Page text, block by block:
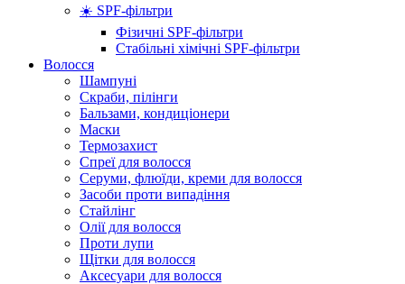
☀️ SPF-фільтри
Фізичні SPF-фільтри
Стабільні хімічні SPF-фільтри
Волосся
Шампуні
Скраби, пілінги
Бальзами, кондиціонери
Маски
Термозахист
Спреї для волосся
Серуми, флюїди, креми для волосся
Засоби проти випадіння
Стайлінг
Олії для волосся
Проти лупи
Щітки для волосся
Аксесуари для волосся